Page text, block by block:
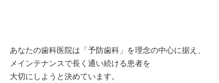
あなたの歯科医院は「予防歯科」を理念の中心に据え、
メインテナンスで長く通い続ける患者を
大切にしようと決めています。